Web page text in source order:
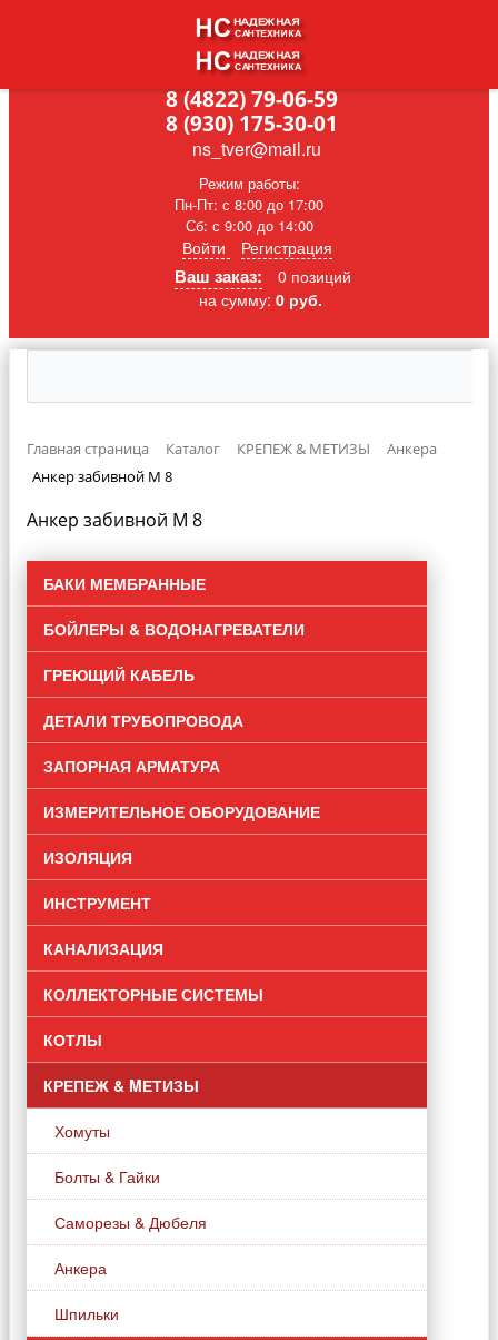
8 (4822) 79-06-59
8 (930) 175-30-01
ns_tver@mail.ru
Режим работы:
Пн-Пт: с 8:00 до 17:00
Сб: с 9:00 до 14:00
Войти Регистрация
Ваш заказ:
0 позиций
на сумму: 0 руб.
Главная страница Каталог КРЕПЕЖ & MЕТИЗЫ
Анкера
Анкер забивной М 8
Анкер забивной М 8
БАКИ МЕМБРАННЫЕ
БОЙЛЕРЫ & ВОДОНАГРЕВАТЕЛИ
ГРЕЮЩИЙ КАБЕЛЬ
ДЕТАЛИ ТРУБОПРОВОДА
ЗАПОРНАЯ АРМАТУРА
ИЗМЕРИТЕЛЬНОЕ ОБОРУДОВАНИЕ
ИЗОЛЯЦИЯ
ИНСТРУМЕНТ
КАНАЛИЗАЦИЯ
КОЛЛЕКТОРНЫЕ СИСТЕМЫ
КОТЛЫ
КРЕПЕЖ & MЕТИЗЫ
Хомуты
Болты & Гайки
Саморезы & Дюбеля
Анкера
Шпильки